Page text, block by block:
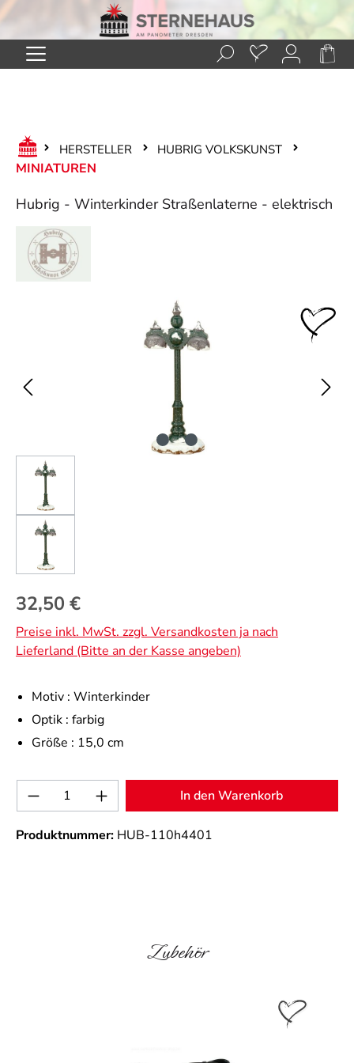
Zum Hauptinhalt springen
HERSTELLER HUBRIG VOLKSKUNST
MINIATUREN
Hubrig - Winterkinder Straßenlaterne - elektrisch
Regulärer Preis:
32,50 €
Preise inkl. MwSt. zzgl. Versandkosten ja nach
Lieferland (Bitte an der Kasse angeben)
Motiv : Winterkinder
Optik : farbig
Größe : 15,0 cm
Produkt Anzahl: Gib den gewünschten
In den Warenkorb
Produktnummer: HUB-110h4401
Produktgalerie überspringen
Zubehör